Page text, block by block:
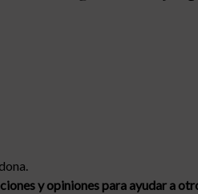
y opiniones para ayudar a